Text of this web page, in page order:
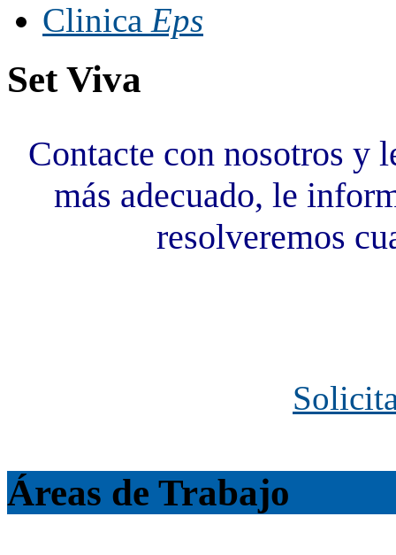
Clinica Eps
Set Viva
Contacte con nosotros y
más adecuado, le
resolveremos
Áreas de Trabajo